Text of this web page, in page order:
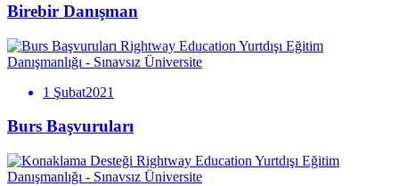
Birebir Danışman
Rightway Education Yurtdışı Eğitim
Danışmanlığı - Sınavsız Üniversite
1 Şubat2021
Burs Başvuruları
Rightway Education Yurtdışı Eğitim
Danışmanlığı - Sınavsız Üniversite